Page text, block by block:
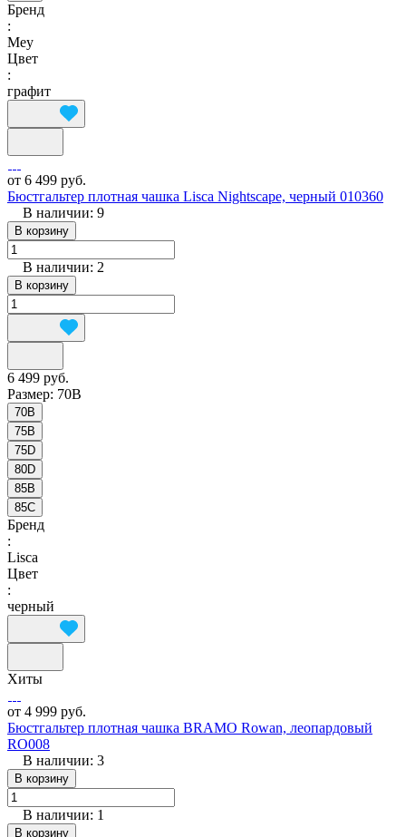
Бренд
:
Mey
Цвет
:
графит
от 6 499 руб.
Бюстгальтер плотная чашка Lisca Nightscape, черный 010360
В наличии: 9
В корзину
В наличии: 2
В корзину
6 499 руб.
Размер: 70B
70B
75B
75D
80D
85B
85C
Бренд
:
Lisca
Цвет
:
черный
Хиты
от 4 999 руб.
Бюстгальтер плотная чашка BRAMO Rowan, леопардовый
RO008
В наличии: 3
В корзину
В наличии: 1
В корзину